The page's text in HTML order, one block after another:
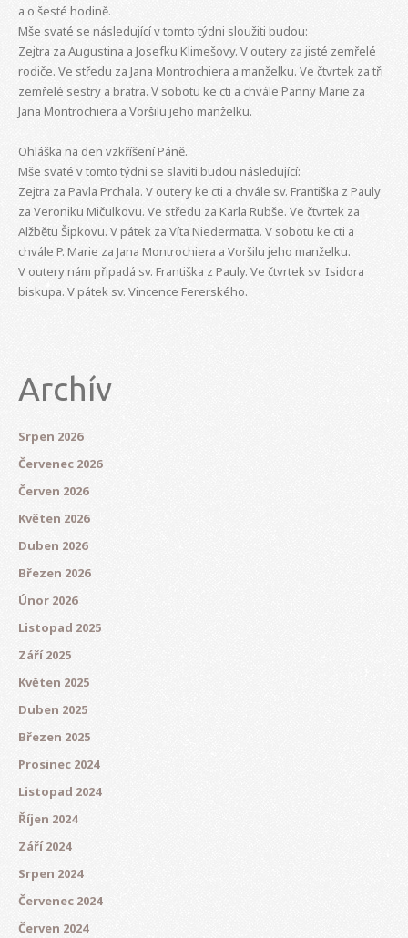
a o šesté hodině.
Mše svaté se následující v tomto týdni sloužiti budou:
Zejtra za Augustina a Josefku Klimešovy. V outery za jisté zemřelé
rodiče. Ve středu za Jana Montrochiera a manželku. Ve čtvrtek za tři
zemřelé sestry a bratra. V sobotu ke cti a chvále Panny Marie za
Jana Montrochiera a Voršilu jeho manželku.
Ohláška na den vzkříšení Páně.
Mše svaté v tomto týdni se slaviti budou následující:
Zejtra za Pavla Prchala. V outery ke cti a chvále sv. Františka z Pauly
za Veroniku Mičulkovu. Ve středu za Karla Rubše. Ve čtvrtek za
Alžbětu Šipkovu. V pátek za Víta Niedermatta. V sobotu ke cti a
chvále P. Marie za Jana Montrochiera a Voršilu jeho manželku.
V outery nám připadá sv. Františka z Pauly. Ve čtvrtek sv. Isidora
biskupa. V pátek sv. Vincence Fererského.
Archív
Srpen 2026
Červenec 2026
Červen 2026
Květen 2026
Duben 2026
Březen 2026
Únor 2026
Listopad 2025
Září 2025
Květen 2025
Duben 2025
Březen 2025
Prosinec 2024
Listopad 2024
Říjen 2024
Září 2024
Srpen 2024
Červenec 2024
Červen 2024